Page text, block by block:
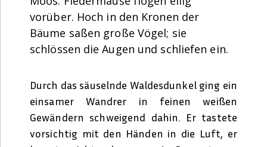
vorüber. Hoch in den Kronen der
Bäume saßen große Vögel; sie
schlössen die Augen und schliefen ein.
Durch das säuselnde Waldesdunkel ging ein
einsamer Wandrer in feinen weißen
Gewändern schweigend dahin. Er tastete
vorsichtig mit den Händen in die Luft, er